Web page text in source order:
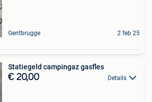
Gentbrugge 2 feb 25
Statiegeld campingaz gasfles
€ 20,00 Details